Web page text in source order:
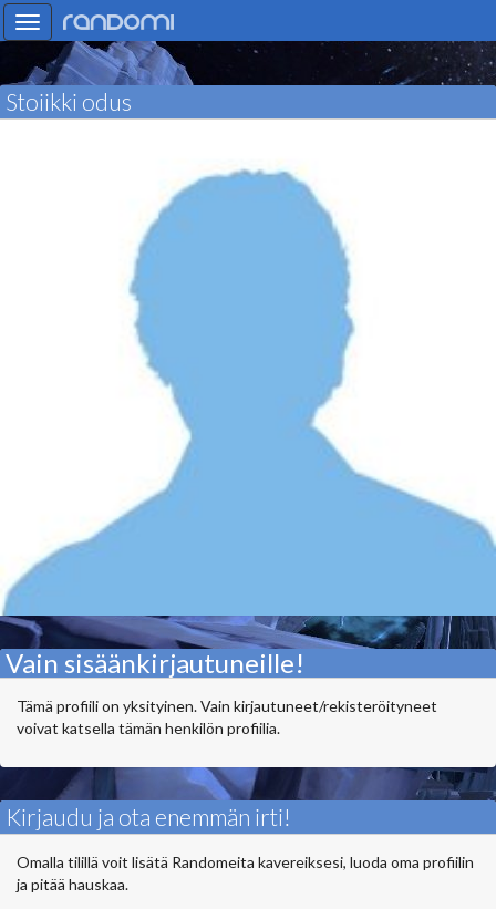
Toggle
navigation
Stoiikki odus
Vain sisäänkirjautuneille!
Tämä profiili on yksityinen. Vain kirjautuneet/rekisteröityneet
voivat katsella tämän henkilön profiilia.
Kirjaudu ja ota enemmän irti!
Omalla tilillä voit lisätä Randomeita kavereiksesi, luoda oma profiilin
ja pitää hauskaa.